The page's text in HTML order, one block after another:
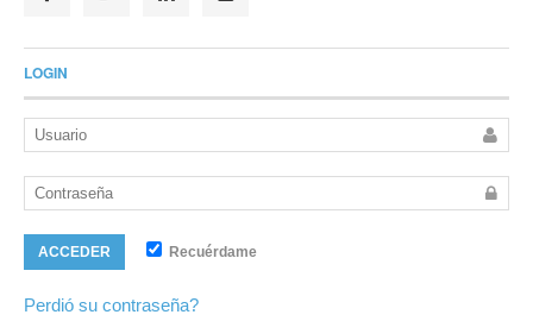
LOGIN
ACCEDER Recuérdame
Perdió su contraseña?